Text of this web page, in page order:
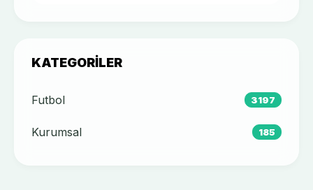
KATEGORILER
Futbol 3197
Kurumsal 185